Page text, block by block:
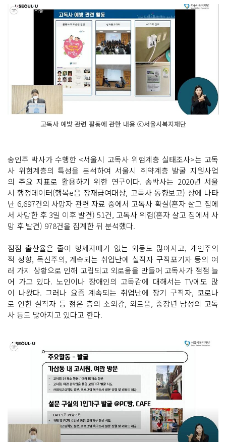
고독사 예방 관련 활동에 관한 내용 ⓒ서울시복지재단
송인주 박사가 수행한 <서울시 고독사 위험계층 실태조사>는 고독
사 위험계층의 특성을 분석하여 서울시 취약계층 발굴 지원사업
의 주요 지표로 활용하기 위한 연구이다. 송박사는 2020년 서울
시 행정데이터(행복e음 장재급여대상, 고독사 동향보고) 상에 나타
난 6,697건의 사망자 관련 자료 중에서 고독사 확실(혼자 살고 집에
서 사망한 후 3일 이후 발견) 51건, 고독사 위험(혼자 살고 집에서 사
망 후 발견) 978건을 집계한 뒤 분석했다.
점점 출산율은 줄어 형제자매가 없는 외동도 많아지고, 개인주의
적 성향, 독신주의, 계속되는 취업난에 실직자 구직포기자 등의 여
러 가지 상황으로 인해 고립되고 외로움을 만들어 고독사가 점점 늘
어 가고 있다. 노인이나 장애인의 고독감에 대해서는 TV에도 많
이 나왔다. 그러나 요즘 계속되는 취업난에 장기 구직자, 코로나
로 인한 실직자 등 젊은 층의 소외감, 외로움, 중장년 남성의 고독
사 등도 많아지고 있다고 한다.